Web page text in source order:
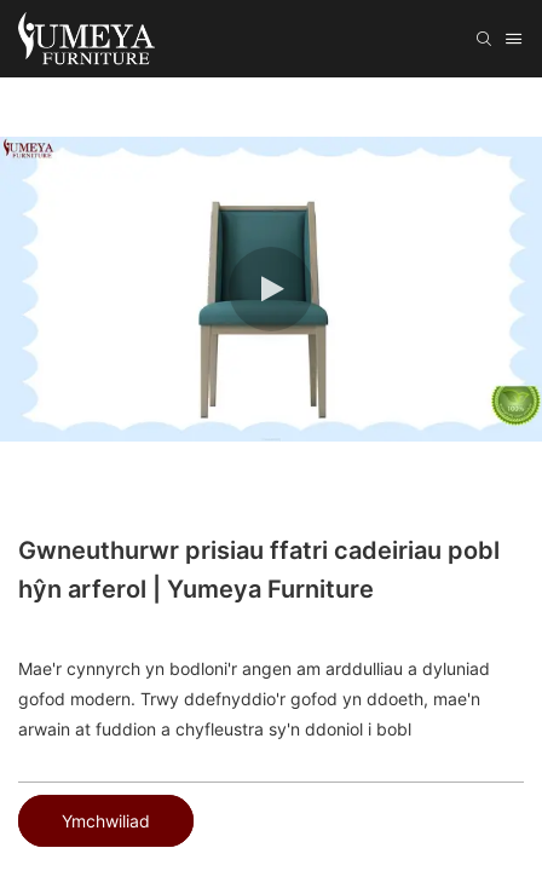
Gwneuthurwr prisiau ffatri cadeiriau pobl
hŷn arferol | Yumeya Furniture
Mae'r cynnyrch yn bodloni'r angen am arddulliau a dyluniad
gofod modern. Trwy ddefnyddio'r gofod yn ddoeth, mae'n
arwain at fuddion a chyfleustra sy'n ddoniol i bobl
Ymchwiliad